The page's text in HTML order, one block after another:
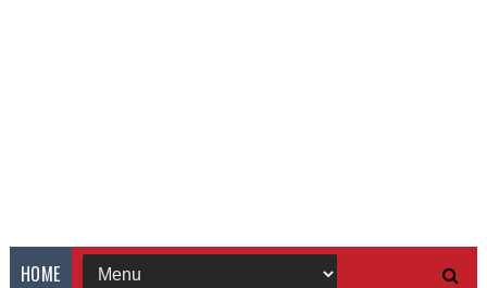
HOME